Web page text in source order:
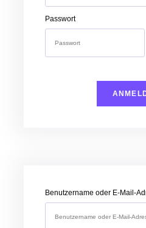
Passwort
Benutzername oder E-Mail-